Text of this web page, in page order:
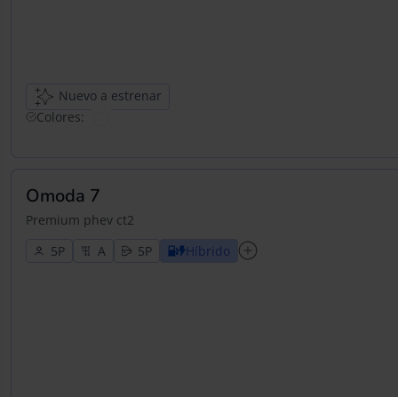
Nuevo a estrenar
Colores:
Omoda 7
Premium phev ct2
5
5 Híbrido